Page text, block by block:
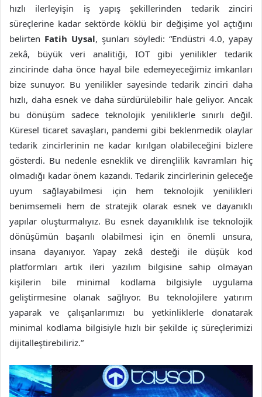
hızlı ilerleyişin iş yapış şekillerinden tedarik zinciri
süreçlerine kadar sektörde köklü bir değişime yol açtığını
belirten Fatih Uysal, şunları söyledi: “Endüstri 4.0, yapay
zekâ, büyük veri analitiği, IOT gibi yenilikler tedarik
zincirinde daha önce hayal bile edemeyeceğimiz imkanları
bize sunuyor. Bu yenilikler sayesinde tedarik zinciri daha
hızlı, daha esnek ve daha sürdürülebilir hale geliyor. Ancak
bu dönüşüm sadece teknolojik yeniliklerle sınırlı değil.
Küresel ticaret savaşları, pandemi gibi beklenmedik olaylar
tedarik zincirlerinin ne kadar kırılgan olabileceğini bizlere
gösterdi. Bu nedenle esneklik ve dirençlilik kavramları hiç
olmadığı kadar önem kazandı. Tedarik zincirlerinin geleceğe
uyum sağlayabilmesi için hem teknolojik yenilikleri
benimsemeli hem de stratejik olarak esnek ve dayanıklı
yapılar oluşturmalıyız. Bu esnek dayanıklılık ise teknolojik
dönüşümün başarılı olabilmesi için en önemli unsura,
insana dayanıyor. Yapay zekâ desteği ile düşük kod
platformları artık ileri yazılım bilgisine sahip olmayan
kişilerin bile minimal kodlama bilgisiyle uygulama
geliştirmesine olanak sağlıyor. Bu teknolojilere yatırım
yaparak ve çalışanlarımızı bu yetkinliklerle donatarak
minimal kodlama bilgisiyle hızlı bir şekilde iç süreçlerimizi
dijitalleştirebiliriz.”